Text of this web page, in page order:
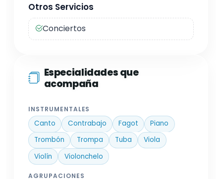
Otros Servicios
Conciertos
Especialidades que
acompaña
INSTRUMENTALES
Canto Contrabajo Fagot
Piano
Trombón
Trompa Tuba
Viola
Violín
Violonchelo
AGRUPACIONES